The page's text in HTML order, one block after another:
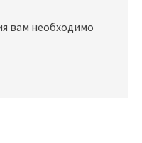
вам необходимо